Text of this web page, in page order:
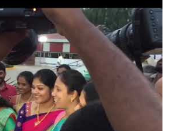
'புதுக்கலத்து எழுந்த
சீவக சிந்தாமணி. காலங்கள்
அங்கமாக உள்ள பொங்கல் விழாவில்
போல கால்நடைகளை வளர்த்துப்
இயற்கையுடன் இணைந்த
முறையாகும். தொடர்ந்து உற்றார்
காணும் பொங்கல் இயற்கை, வாழ்வியல்